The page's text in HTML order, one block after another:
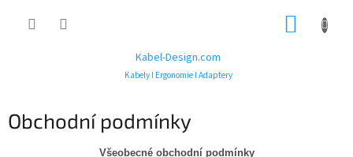
Kabel-Design.com
Kabely I Ergonomie I Adaptery
Obchodní podmínky
Všeobecné obchodní podmínky